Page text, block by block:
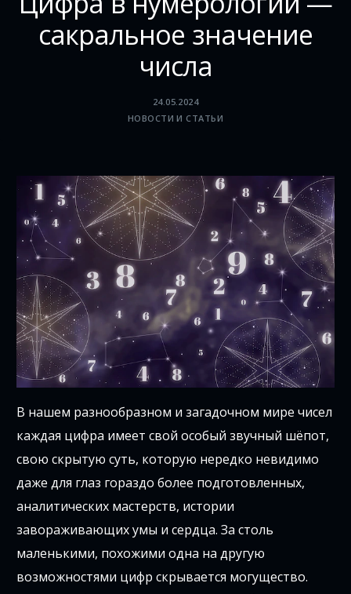
сакральное значение
числа
24.05.2024
НОВОСТИ И СТАТЬИ
В нашем разнообразном и загадочном мире чисел
каждая цифра имеет свой особый звучный шёпот,
свою скрытую суть, которую нередко невидимо
даже для глаз гораздо более подготовленных,
аналитических мастерств, истории
завораживающих умы и сердца. За столь
маленькими, похожими одна на другую
возможностями цифр скрывается могущество.